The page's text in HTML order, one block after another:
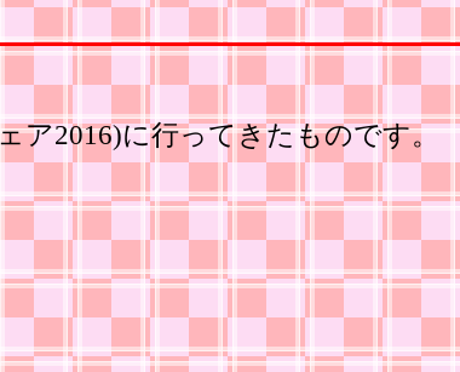
ア2016)に行ってきたものです。